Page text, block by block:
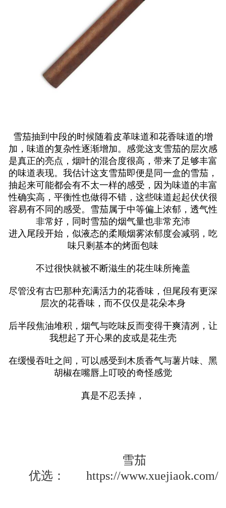
雪茄抽到中段的时候随着皮革味道和花香味道的增
加，味道的复杂性逐渐增加。感觉这支雪茄的层次感
是真正的亮点，烟叶的混合度很高，带来了足够丰富
的味道表现。我估计这支雪茄即便是同一盒的雪茄，
抽起来可能都会有不太一样的感受，因为味道的丰富
性确实高，平衡性也做得不错，这些味道起起伏伏很
容易有不同的感受。雪茄属于中等偏上浓郁，透气性
非常好，同时雪茄的烟气量也非常充沛
进入尾段开始，似液态的柔顺烟雾浓郁度会减弱，吃
味只剩基本的烤面包味
不过很快就被不断滋生的花生味所掩盖
尽管没有古巴那种充满活力的花香味，但尾段有更深
层次的花香味，而不仅仅是花朵本身
后半段焦油堆积，烟气与吃味反而变得干爽清冽，让
我想起了开心果的皮或是花生壳
在缓慢吞吐之间，可以感受到木质香气与薯片味、黑
胡椒在嘴唇上叮咬的奇怪感觉
真是不忍丢掉，
雪茄
优选：
https://www.xuejiaok.com/